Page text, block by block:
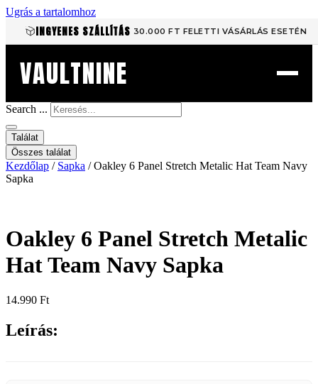
Ugrás a tartalomhoz
INGYENES SZÁLLÍTÁS 30.000 FT FELETTI VÁSÁRLÁS ESETÉN
VAULTNINE
Search ...
Találat
Összes találat
Kezdőlap / Sapka / Oakley 6 Panel Stretch Metalic Hat Team Navy
Sapka
Oakley 6 Panel Stretch Metalic
Hat Team Navy Sapka
14.990 Ft
Leírás: